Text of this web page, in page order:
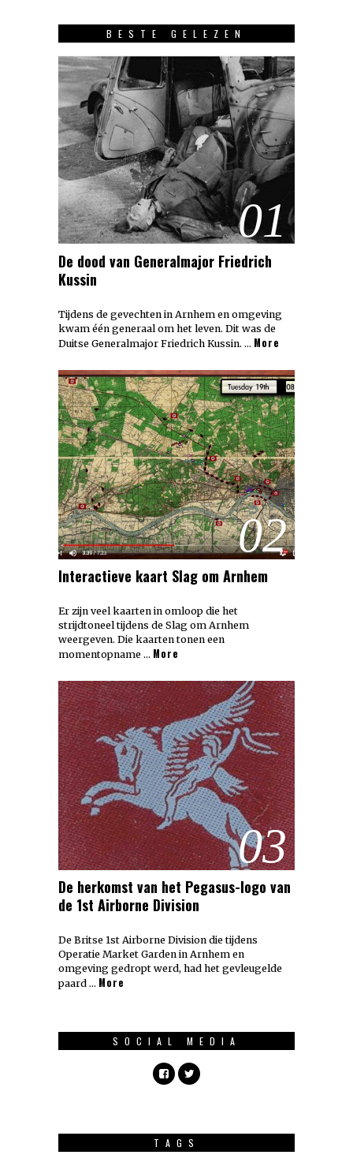
BESTE GELEZEN
01
De dood van Generalmajor Friedrich
Kussin
Tijdens de gevechten in Arnhem en omgeving
kwam één generaal om het leven. Dit was de
Duitse Generalmajor Friedrich Kussin. … More
02
Interactieve kaart Slag om Arnhem
Er zijn veel kaarten in omloop die het
strijdtoneel tijdens de Slag om Arnhem
weergeven. Die kaarten tonen een
momentopname … More
03
De herkomst van het Pegasus-logo van
de 1st Airborne Division
De Britse 1st Airborne Division die tijdens
Operatie Market Garden in Arnhem en
omgeving gedropt werd, had het gevleugelde
paard … More
SOCIAL MEDIA
TAGS